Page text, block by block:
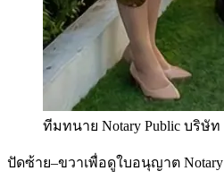
ทีมทนาย Notary Public บริษัท
ปัดซ้าย–ขวาเพื่อดูใบอนุญาต Notary